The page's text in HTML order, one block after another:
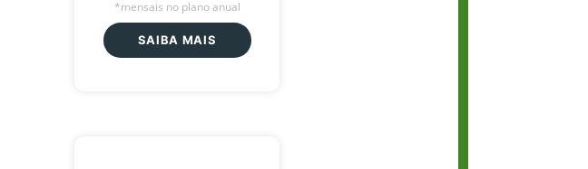
*mensais no plano anual
SAIBA MAIS